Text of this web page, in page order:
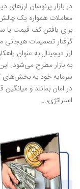
در بازار پرنوسان ارزهای
معاملات همواره یک
برای یافتن کف قیمت
گرفتار تصمیمات هیجانی
ارز دیجیتال به عنوان
به بازار مطرح می‌شود.
سرمایه خود به بخش‌های
در امان بمانند و
استراتژی،…